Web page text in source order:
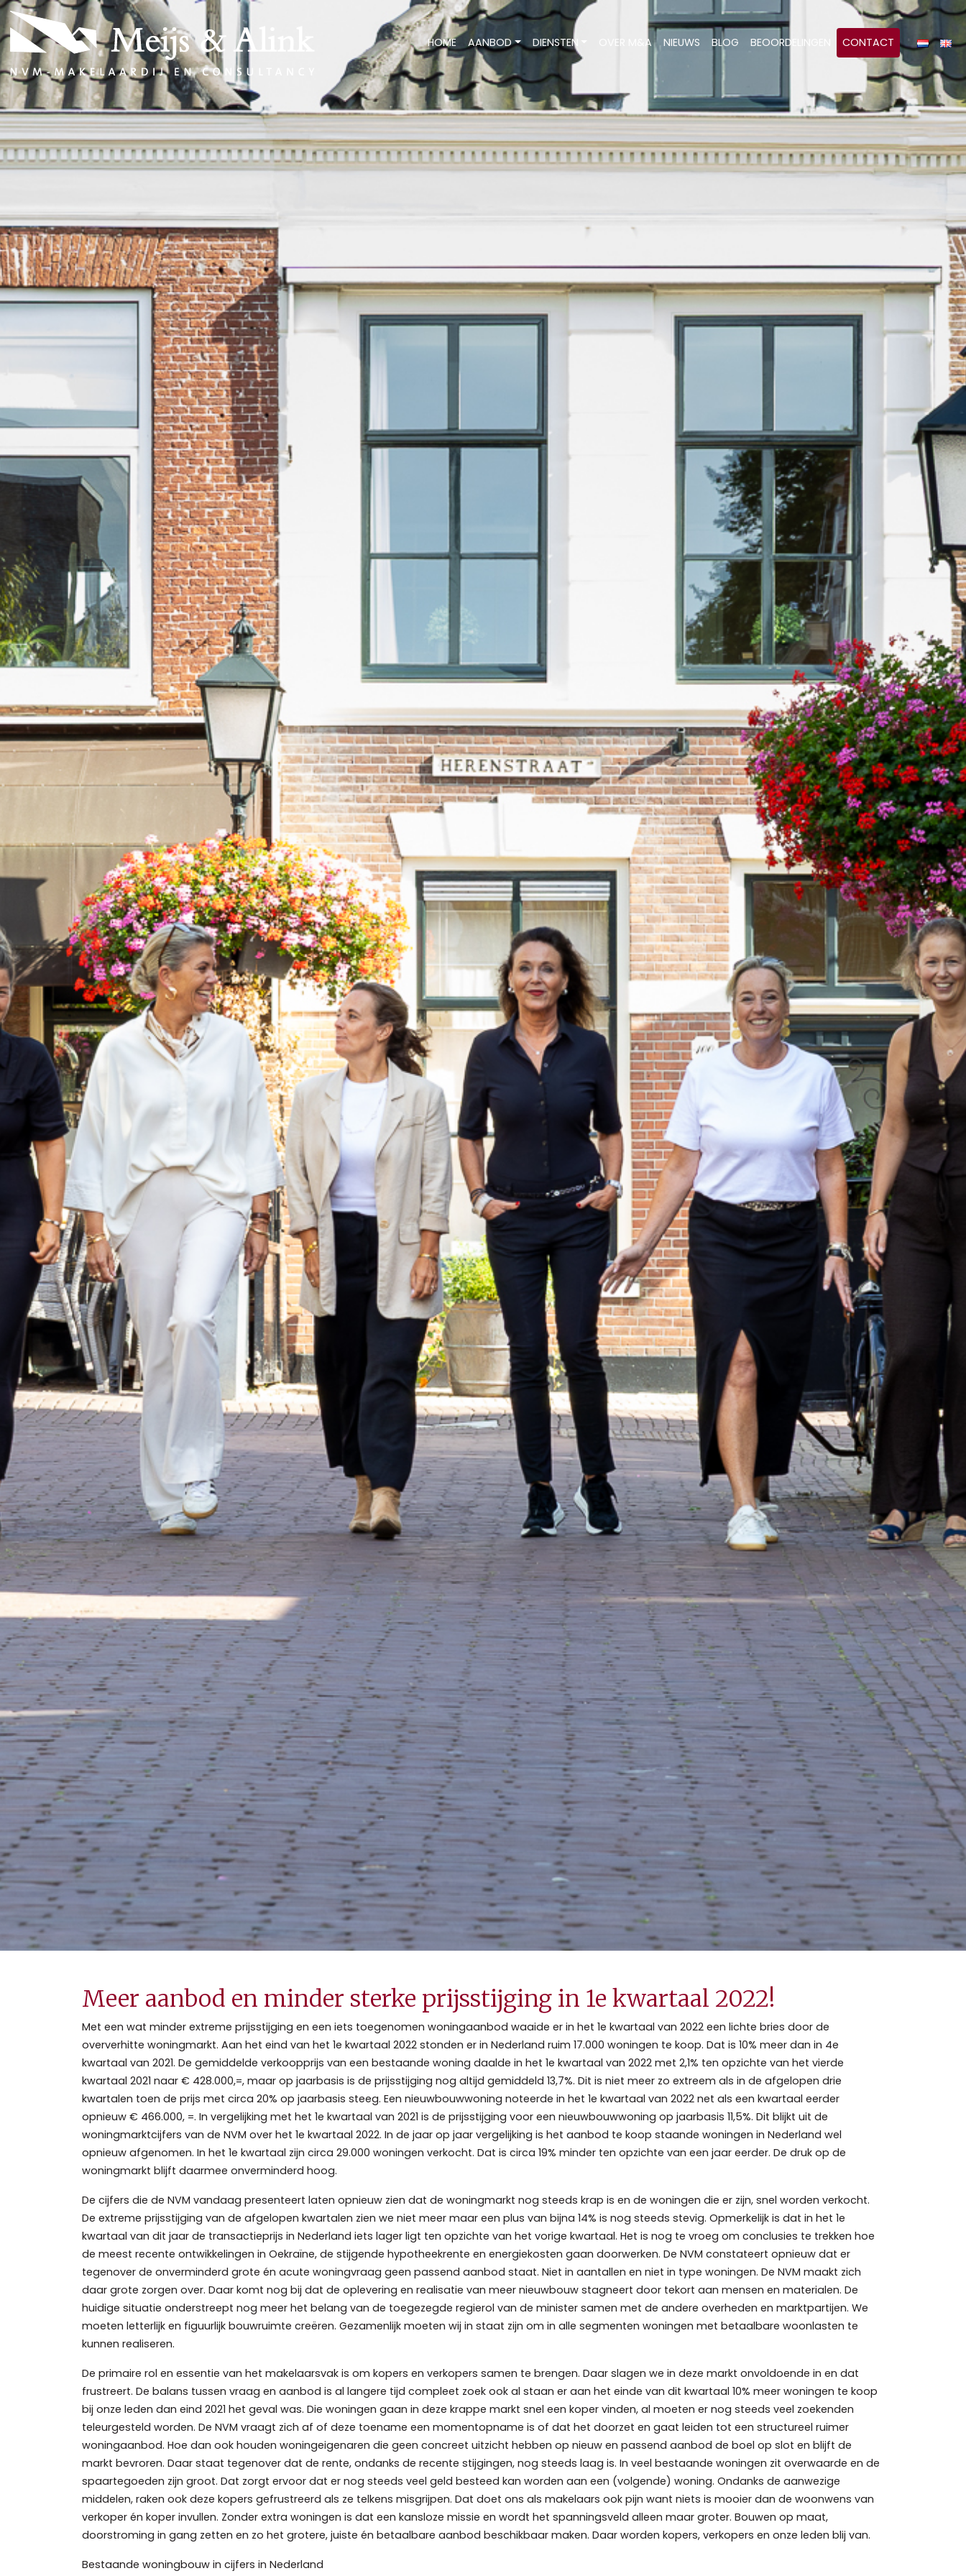
HOME AANBOD DIENSTEN OVER M&A NIEUWS BLOG BEOORDELINGEN CONTACT
Meer aanbod en minder sterke prijsstijging in 1e kwartaal 2022!
Met een wat minder extreme prijsstijging en een iets toegenomen woningaanbod waaide er in het 1e kwartaal van 2022 een lichte bries door de
oververhitte woningmarkt. Aan het eind van het 1e kwartaal 2022 stonden er in Nederland ruim 17.000 woningen te koop. Dat is 10% meer dan in 4e
kwartaal van 2021. De gemiddelde verkoopprijs van een bestaande woning daalde in het 1e kwartaal van 2022 met 2,1% ten opzichte van het vierde
kwartaal 2021 naar € 428.000,=, maar op jaarbasis is de prijsstijging nog altijd gemiddeld 13,7%. Dit is niet meer zo extreem als in de afgelopen drie
kwartalen toen de prijs met circa 20% op jaarbasis steeg. Een nieuwbouwwoning noteerde in het 1e kwartaal van 2022 net als een kwartaal eerder
opnieuw € 466.000, =. In vergelijking met het 1e kwartaal van 2021 is de prijsstijging voor een nieuwbouwwoning op jaarbasis 11,5%. Dit blijkt uit de
woningmarktcijfers van de NVM over het 1e kwartaal 2022. In de jaar op jaar vergelijking is het aanbod te koop staande woningen in Nederland wel
opnieuw afgenomen. In het 1e kwartaal zijn circa 29.000 woningen verkocht. Dat is circa 19% minder ten opzichte van een jaar eerder. De druk op de
woningmarkt blijft daarmee onverminderd hoog.
De cijfers die de NVM vandaag presenteert laten opnieuw zien dat de woningmarkt nog steeds krap is en de woningen die er zijn, snel worden verkocht.
De extreme prijsstijging van de afgelopen kwartalen zien we niet meer maar een plus van bijna 14% is nog steeds stevig. Opmerkelijk is dat in het 1e
kwartaal van dit jaar de transactieprijs in Nederland iets lager ligt ten opzichte van het vorige kwartaal. Het is nog te vroeg om conclusies te trekken hoe
de meest recente ontwikkelingen in Oekraïne, de stijgende hypotheekrente en energiekosten gaan doorwerken. De NVM constateert opnieuw dat er
tegenover de onverminderd grote én acute woningvraag geen passend aanbod staat. Niet in aantallen en niet in type woningen. De NVM maakt zich
daar grote zorgen over. Daar komt nog bij dat de oplevering en realisatie van meer nieuwbouw stagneert door tekort aan mensen en materialen. De
huidige situatie onderstreept nog meer het belang van de toegezegde regierol van de minister samen met de andere overheden en marktpartijen. We
moeten letterlijk en figuurlijk bouwruimte creëren. Gezamenlijk moeten wij in staat zijn om in alle segmenten woningen met betaalbare woonlasten te
kunnen realiseren.
De primaire rol en essentie van het makelaarsvak is om kopers en verkopers samen te brengen. Daar slagen we in deze markt onvoldoende in en dat
frustreert. De balans tussen vraag en aanbod is al langere tijd compleet zoek ook al staan er aan het einde van dit kwartaal 10% meer woningen te koop
bij onze leden dan eind 2021 het geval was. Die woningen gaan in deze krappe markt snel een koper vinden, al moeten er nog steeds veel zoekenden
teleurgesteld worden. De NVM vraagt zich af of deze toename een momentopname is of dat het doorzet en gaat leiden tot een structureel ruimer
woningaanbod. Hoe dan ook houden woningeigenaren die geen concreet uitzicht hebben op nieuw en passend aanbod de boel op slot en blijft de
markt bevroren. Daar staat tegenover dat de rente, ondanks de recente stijgingen, nog steeds laag is. In veel bestaande woningen zit overwaarde en de
spaartegoeden zijn groot. Dat zorgt ervoor dat er nog steeds veel geld besteed kan worden aan een (volgende) woning. Ondanks de aanwezige
middelen, raken ook deze kopers gefrustreerd als ze telkens misgrijpen. Dat doet ons als makelaars ook pijn want niets is mooier dan de woonwens van
verkoper én koper invullen. Zonder extra woningen is dat een kansloze missie en wordt het spanningsveld alleen maar groter. Bouwen op maat,
doorstroming in gang zetten en zo het grotere, juiste én betaalbare aanbod beschikbaar maken. Daar worden kopers, verkopers en onze leden blij van.
Bestaande woningbouw in cijfers in Nederland